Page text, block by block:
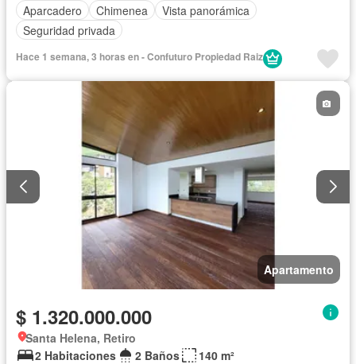
Aparcadero
Chimenea
Vista panorámica
Seguridad privada
Hace 1 semana, 3 horas en - Confuturo Propiedad Raiz
Apartamento
$ 1.320.000.000
Santa Helena, Retiro
2 Habitaciones
2 Baños
140 m²